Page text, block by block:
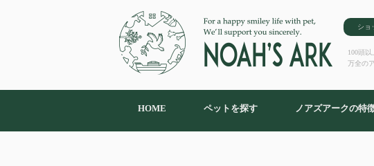
ショ
100頭
万全の
HOME ペットを探す ノアズアークの特